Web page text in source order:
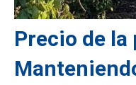
Precio de